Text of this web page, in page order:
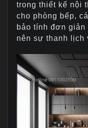
trong thiết kế nội
cho phòng bếp,
bảo tính đơn
nên sự thanh lịch